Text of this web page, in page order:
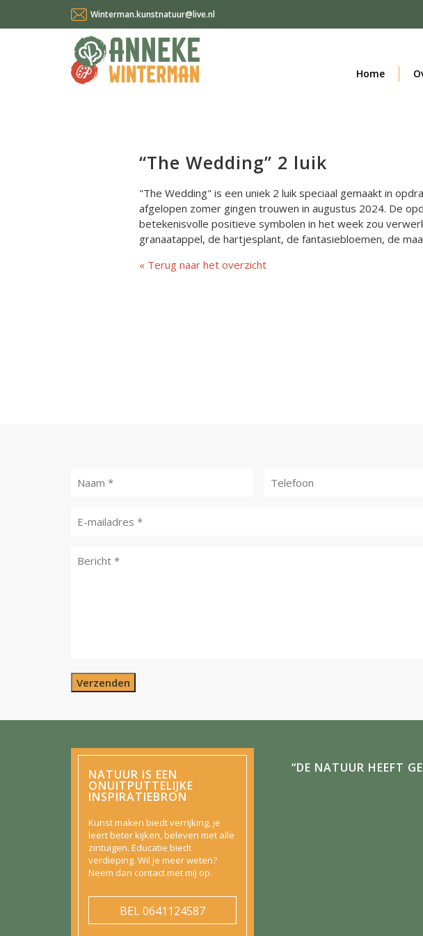
Winterman.kunstnatuur@live.nl
Home
“The Wedding” 2 luik
"The Wedding" is een uniek 2 luik speciaal gemaakt in
afgelopen zomer gingen trouwen in augustus 2024. De
betekenisvolle positieve symbolen in het week zou
granaatappel, de hartjesplant, de fantasiebloemen, de
Terug naar het overzicht
Verzenden
NATUUR IS EEN
ONUITPUTTELIJKE
INSPIRATIEBRON
Kunst maken biedt verrijking, je
leert beter kijken, beleven met alle
zintuigen. Educatie biedt
verdieping. Wil je meer weten?
Neem dan contact met mij op.
BEL0641124587
“DE NATUUR HEEFT